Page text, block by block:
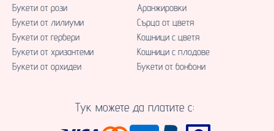
Букети от рози
Букети от лилиуми
Букети от гербери
Букети от хризантеми
Букети от орхидеи
Аранжировки
Сърца от цветя
Кошници с цветя
Кошници с плодове
Букети от бонбони
Тук можете да платите с: